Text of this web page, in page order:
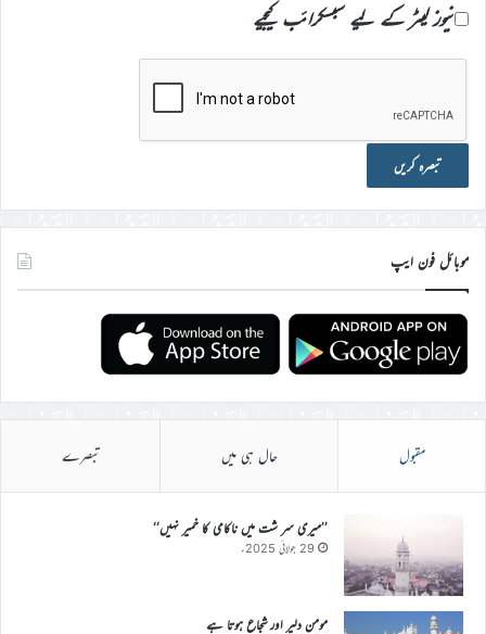
نیوز لیٹر کے لیے سبسکرائب کیجیے
موبائل فون ایپ
مقبول حال ہی میں تبصرے
’’میری سر شت میں ناکامی کا خمیر نہیں‘‘
29 جولائی 2025ء
مومن دلیر اور شجاع ہوتا ہے